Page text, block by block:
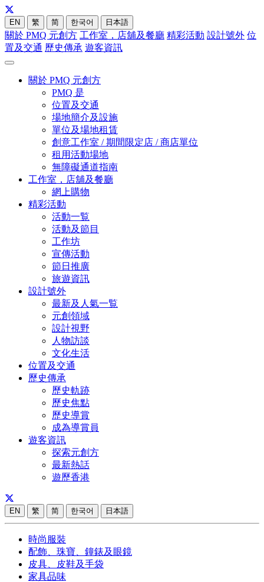
EN 繁 简 한국어 日本語
關於 PMQ 元創方 工作室，店舖及餐廳 精彩活動 設計號外 位
置及交通 歷史傳承 遊客資訊
關於 PMQ 元創方
PMQ 是
位置及交通
場地簡介及設施
單位及場地租賃
創意工作室 / 期間限定店 / 商店單位
租用活動場地
無障礙通道指南
工作室，店舖及餐廳
網上購物
精彩活動
活動一覧
活動及節目
工作坊
宣傳活動
節日推廣
旅遊資訊
設計號外
最新及人氣一覧
元創領域
設計視野
人物訪談
文化生活
位置及交通
歷史傳承
歷史軌跡
歷史焦點
歷史導賞
成為導賞員
遊客資訊
探索元創方
最新熱話
遊歷香港
EN 繁 简 한국어 日本語
時尚服裝
配飾、珠寶、鐘錶及眼鏡
皮具、皮鞋及手袋
家具品味